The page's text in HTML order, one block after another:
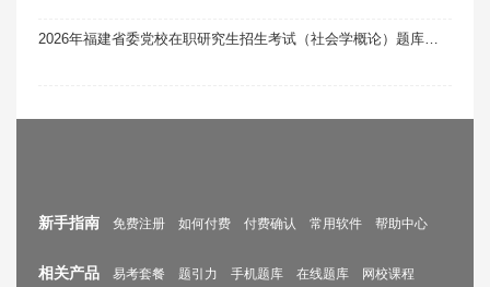
新手指南 免费注册 如何付费 付费确认 常用软件 帮助中心
相关产品 易考套餐 题引力 手机题库 在线题库 网校课程